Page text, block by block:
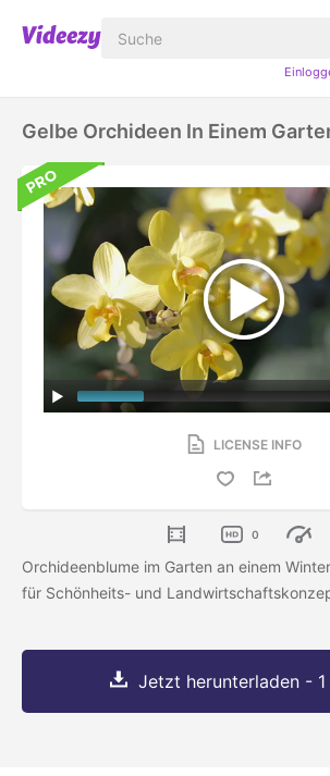
Gelbe Orchideen In Einem
LICENSE INFO
0
Orchideenblume im Garten an einem
für Schönheits- und
Jetzt herunterladen -